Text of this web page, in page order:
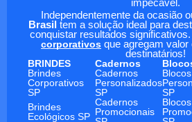
impecável.
Independentemente da ocasião
Brasil tem a solução ideal para
conquistar resultados
corporativos que agregam
destinatários!
BRINDES
Cadernos
Brindes
Corporativos
SP
Cadernos
Personalizados
SP
Blocos
SP
Brindes
Ecológicos SP
Cadernos
Promocionais
Blocos